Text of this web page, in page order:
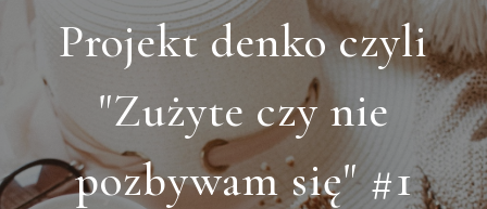
Projekt denko czyli
"Zużyte czy nie
pozbywam się" #1